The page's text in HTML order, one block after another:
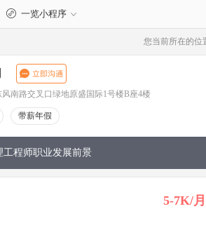
一览小程序
您当前所在的位
南路交叉口绿地原盛国际1号楼B座4楼
带薪年假
工程师职业发展前景
5-7K/月